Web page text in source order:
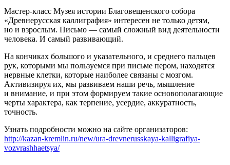
Мастер-класс Музея истории Благовещенского собора
«Древнерусская каллиграфия» интересен не только детям,
но и взрослым. Письмо — самый сложный вид деятельности
человека. И самый развивающий.
На кончиках большого и указательного, и среднего пальцев
рук, которыми мы пользуемся при письме пером, находятся
нервные клетки, которые наиболее связаны с мозгом.
Активизируя их, мы развиваем наши речь, мышление
и внимание, и при этом формируем такие основополагающие
черты характера, как терпение, усердие, аккуратность,
точность.
Узнать подробности можно на сайте организаторов:
http://kazan-kremlin.ru/new/ura-drevnerusskaya-kalligrafiya-
vozvrashhaetsya/